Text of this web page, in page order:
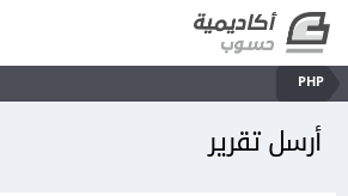
PHP
أرسل تقرير